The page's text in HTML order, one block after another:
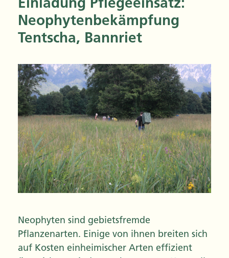
Neophytenbekämpfung
Tentscha, Bannriet
Neophyten sind gebietsfremde
Pflanzenarten. Einige von ihnen breiten sich
auf Kosten einheimischer Arten effizient